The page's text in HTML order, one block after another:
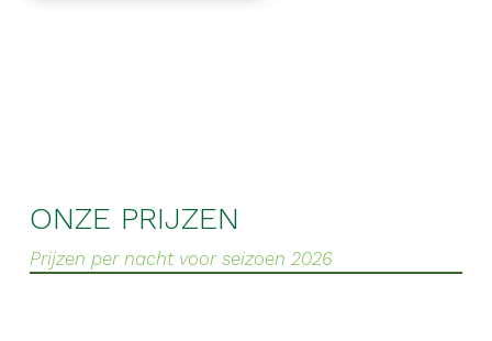
ONZE PRIJZEN
Prijzen per nacht voor seizoen 2026